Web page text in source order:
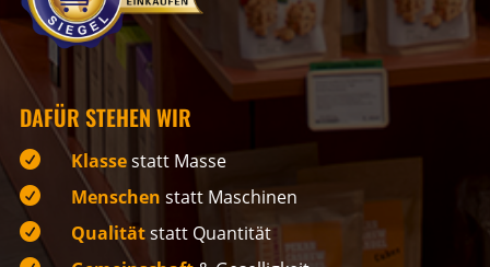
DAFÜR STEHEN WIR
 Klassestatt Masse
 Menschen statt Maschinen
 Qualitätstatt Quantität